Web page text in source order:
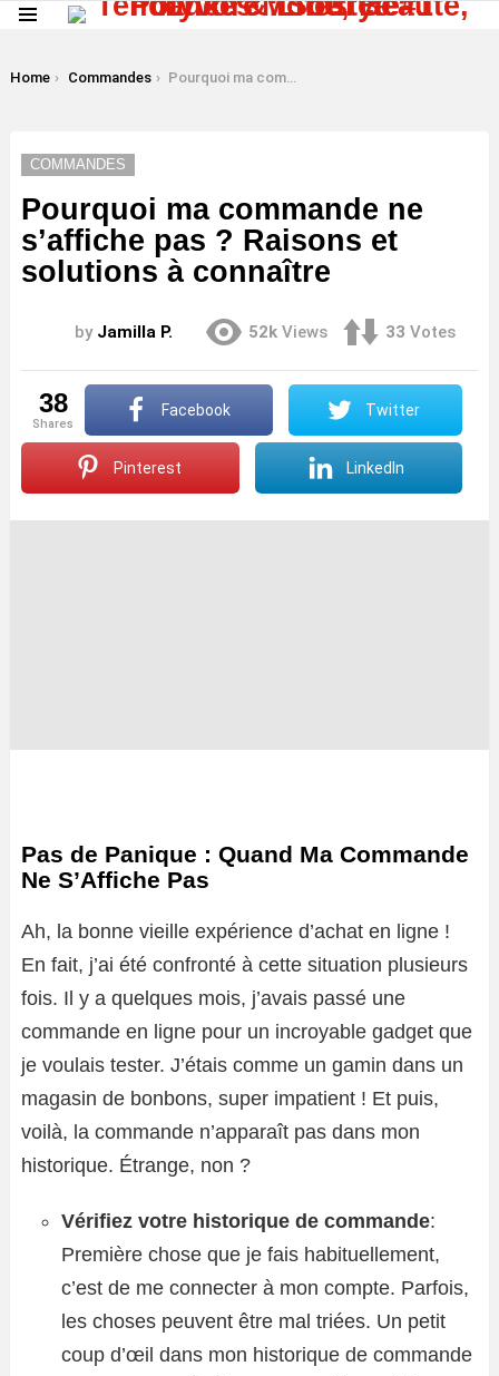
You are here:
Home Commandes Pourquoi ma commande ne s’affiche pas ? Raisons et solutions à connaître
COMMANDES
Pourquoi ma commande ne
s’affiche pas ? Raisons et
solutions à connaître
by Jamilla P. 52k Views 33 Votes
38
shares
Facebook Twitter
Pinterest LinkedIn
Pas de Panique : Quand Ma Commande
Ne S’Affiche Pas
Ah, la bonne vieille expérience d’achat en ligne !
En fait, j’ai été confronté à cette situation plusieurs
fois. Il y a quelques mois, j’avais passé une
commande en ligne pour un incroyable gadget que
je voulais tester. J’étais comme un gamin dans un
magasin de bonbons, super impatient ! Et puis,
voilà, la commande n’apparaît pas dans mon
historique. Étrange, non ?
Vérifiez votre historique de commande:
Première chose que je fais habituellement,
c’est de me connecter à mon compte. Parfois,
les choses peuvent être mal triées. Un petit
coup d’œil dans mon historique de commande